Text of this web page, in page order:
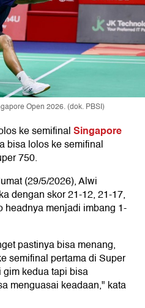
Open 2026. (dok. PBSI)
ke semifinalSingapore
bisa lolos ke semifinal
750.
(29/5/2026), Alwi
dengan skor 21-12, 21-17,
headnya menjadi imbang 1-
pastinya bisa menang,
semifinal pertama di Super
gim kedua tapi bisa
menguasai keadaan," kata